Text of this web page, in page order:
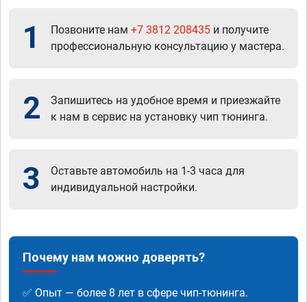
1 Позвоните нам +7 3812 208435 и получите
профессиональную консультацию у мастера.
2
Запишитесь на удобное время и приезжайте
к нам в сервис на установку чип тюнинга.
3
Оставьте автомобиль на 1-3 часа для
индивидуальной настройки.
Почему нам можно доверять?
✅ Опыт — более 8 лет в сфере чип-тюнинга.